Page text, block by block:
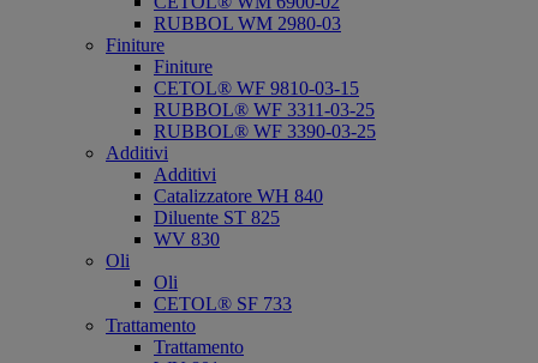
RUBBOL WM 2980-03
Finiture
Finiture
CETOL® WF 9810-03-15
RUBBOL® WF 3311-03-25
RUBBOL® WF 3390-03-25
Additivi
Additivi
Catalizzatore WH 840
Diluente ST 825
WV 830
Oli
Oli
CETOL® SF 733
Trattamento
Trattamento